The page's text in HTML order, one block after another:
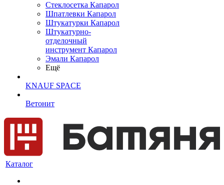
Cтеклосетка Капарол
Шпатлевки Капарол
Штукатурки Капарол
Штукатурно-
отделочный
инструмент Капарол
Эмали Капарол
Ещё
KNAUF SPACE
Ветонит
Каталог